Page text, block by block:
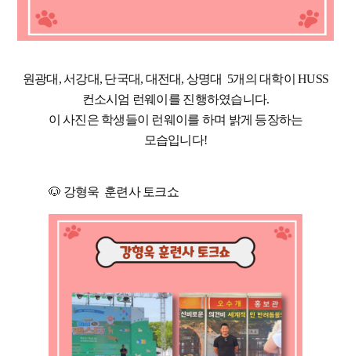
원광대, 서강대, 단국대, 대전대, 상명대 5개의 대학이 HUSS
컨소시엄 런웨이를 진행하였습니다.
이 사진은 학생들이 런웨이를 하며 밝게 등장하는
모습입니다!
🐶 강형욱 훈련사 토크쇼